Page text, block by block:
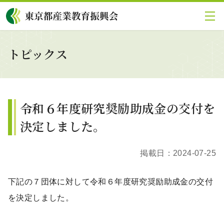
メ
イ
ン
コ
ン
グローバルメニューにスキップ|
トピックス
令和６年度研究奨励助成金の交付を
決定しました。
掲載日： 2024-07-25
下記の７団体に対して令和６年度研究奨励助成金の交付
を決定しました。